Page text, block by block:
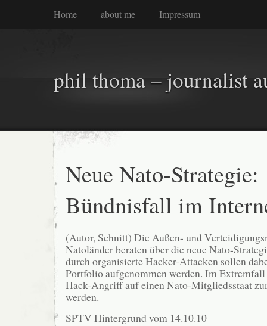
Home about me Impressum
phil thoma – journalist
Neue Nato-Strategie:
Bündnisfall im
(Autor, Schnitt) Die Außen- und
Natoländer beraten über die neue Nato-
durch organisierte Hacker-Attacken sollen
Portfolio aufgenommen werden. Im
Hack-Angriff auf einen Nato-Mitgliedsstaat
werden.
SPTV Hintergrund vom 14.10.10